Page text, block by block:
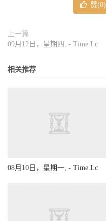
赞(0)
上一篇
09月12日，星期四, - Time.Lc
相关推荐
08月10日，星期一, - Time.Lc